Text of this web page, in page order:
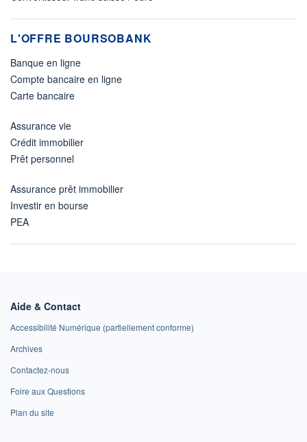
L'OFFRE BOURSOBANK
Banque en ligne
Compte bancaire en ligne
Carte bancaire
Assurance vie
Crédit immobilier
Prêt personnel
Assurance prêt immobilier
Investir en bourse
PEA
Aide & Contact
Accessibilité Numérique (partiellement conforme)
Archives
Contactez-nous
Foire aux Questions
Plan du site